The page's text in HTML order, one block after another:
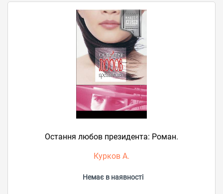
Остання любов президента: Роман.
Курков А.
Немає в наявності